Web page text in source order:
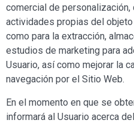
comercial de
actividades propias del
como para la extracción,
estudios de marketing para
Usuario, así como mejorar la
navegación por el Sitio Web.
En el momento en que se
informará al Usuario acerca